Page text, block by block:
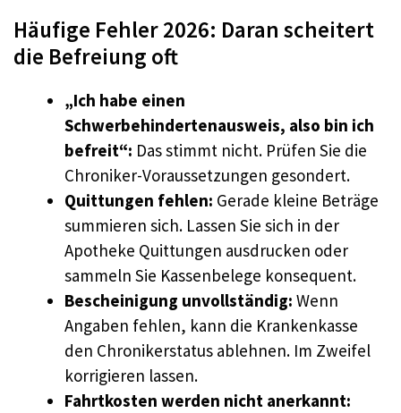
Häufige Fehler 2026: Daran scheitert
die Befreiung oft
„Ich habe einen
Schwerbehindertenausweis, also bin ich
befreit“: Das stimmt nicht. Prüfen Sie die
Chroniker-Voraussetzungen gesondert.
Quittungen fehlen: Gerade kleine Beträge
summieren sich. Lassen Sie sich in der
Apotheke Quittungen ausdrucken oder
sammeln Sie Kassenbelege konsequent.
Bescheinigung unvollständig: Wenn
Angaben fehlen, kann die Krankenkasse
den Chronikerstatus ablehnen. Im Zweifel
korrigieren lassen.
Fahrtkosten werden nicht anerkannt: